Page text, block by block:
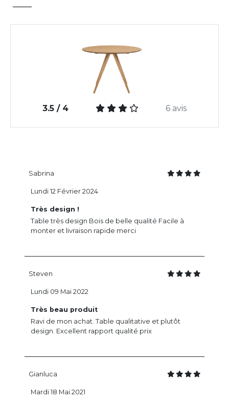
3.5 / 4 6 avis
Sabrina
Très design !
Table très design Bois de belle qualité Facile à
monter et livraison rapide merci
Lundi 12 Février 2024
Steven
Très beau produit
Ravi de mon achat. Table qualitative et plutôt
design. Excellent rapport qualité prix
Lundi 09 Mai 2022
Gianluca
Mardi 18 Mai 2021